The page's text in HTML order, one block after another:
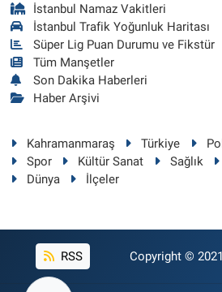
İstanbul Namaz Vakitleri
İstanbul Trafik Yoğunluk Haritası
Süper Lig Puan Durumu ve Fikstür
Tüm Manşetler
Son Dakika Haberleri
Haber Arşivi
Kahramanmaraş Türkiye
Spor
Kültür Sanat Sağlık
Dünya
İlçeler
RSS Copyright ©